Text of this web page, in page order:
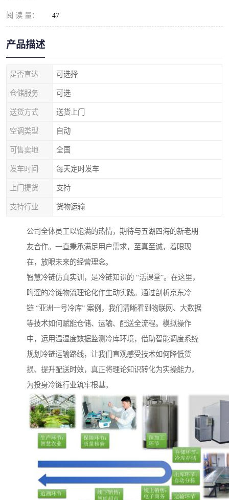
阅 读 量： 47
产品描述
是否直达 可选择
仓储服务 可选
送货方式 送货上门
空调类型 自动
可售卖地 全国
发车时间 每天定时发车
上门提货 支持
支持行业 货物运输
公司全体员工以饱满的热情，期待与五湖四海的新老朋
友合作。一直秉承满足用户需求，至真至诚，着眼现
在，放眼未来的经营理念。
智慧冷链仿真实训，是冷链知识的 “活课堂”。在这里，
晦涩的冷链物流理论化作生动实践。通过剖析京东冷
链 “亚洲一号冷库” 案例，我们清晰看到物联网、大数据
等技术如何赋能仓储、运输、配送全流程。模拟操作
中，运用温湿度数据监测冷库环境，借助智能调度系统
规划冷链运输路线，让我们直观感受技术如何降低货
损、提升配送时效，真正将理论知识转化为实操能力，
为投身冷链行业筑牢根基。